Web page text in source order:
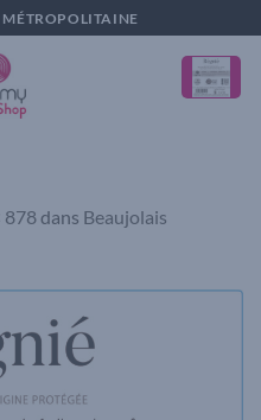
878 dans Beaujolais